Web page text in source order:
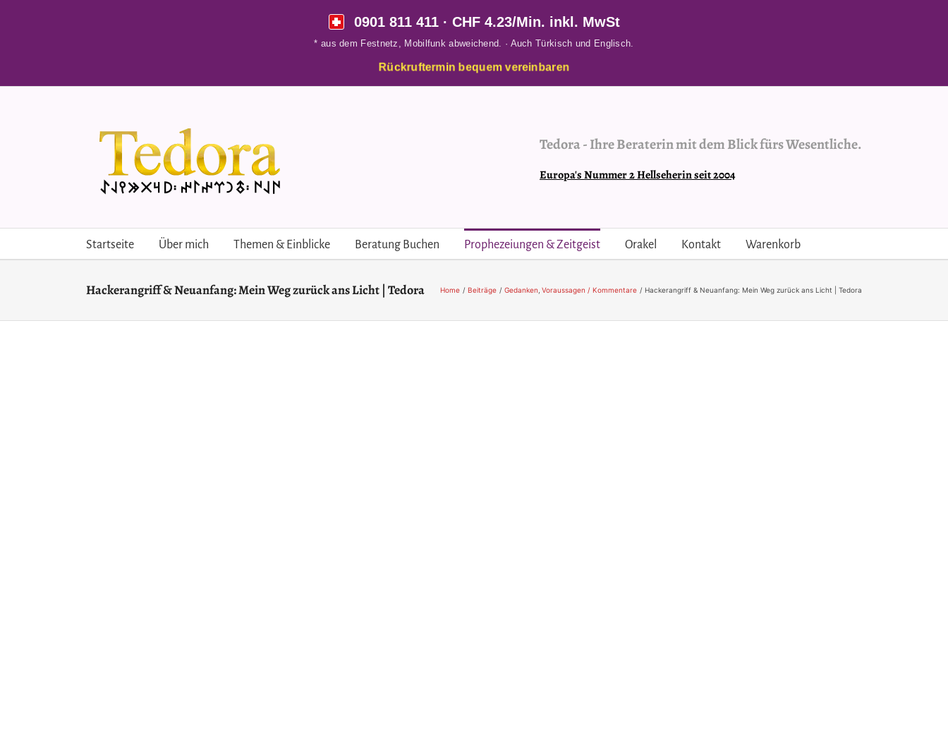
0901 811 411· CHF 4.23/Min. inkl. MwSt
* aus dem Festnetz, Mobilfunk abweichend. · Auch Türkisch und Englisch.
Rückruftermin bequem vereinbaren
Tedora-Ihre Beraterin mit dem Blick fürs Wesentliche.
Europa's Nummer 2 Hellseherin seit 2004
Startseite Über mich Themen & Einblicke Beratung Buchen Prophezeiungen & Zeitgeist Orakel Kontakt Warenkorb
Hackerangriff & Neuanfang: Mein Weg zurück ans Licht | Tedora Home Beiträge Gedanken Voraussagen / Kommentare Hackerangriff & Neuanfang: Mein Weg zurück ans Licht | Tedora